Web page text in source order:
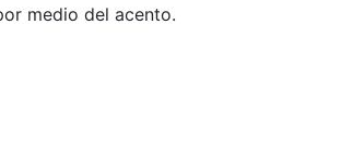
medio del acento.